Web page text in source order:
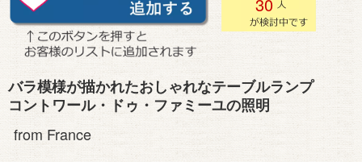
30
バラ模様が描かれたおしゃれなテーブルランプ
コントワール・ドゥ・ファミーユの照明
from France